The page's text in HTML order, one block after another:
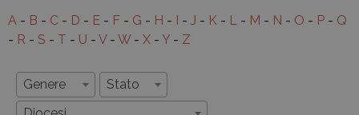
A - B - C - D - E - F - G - H - - J - K - L - M - N - O - P - Q
- R - S - T - U - V - W - X - Y - Z
Genere
Stato